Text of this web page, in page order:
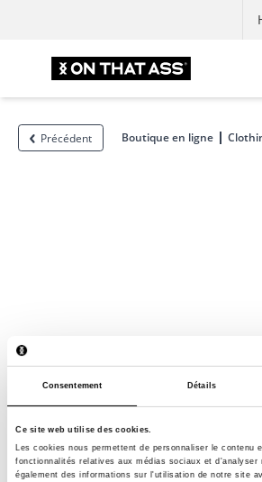
Consentement Détails
Ce site web utilise des cookies.
Les cookies nous permettent de personnaliser le contenu
fonctionnalités relatives aux médias sociaux et d'analyser
également des informations sur l'utilisation de notre site
Précédent Boutique en ligne